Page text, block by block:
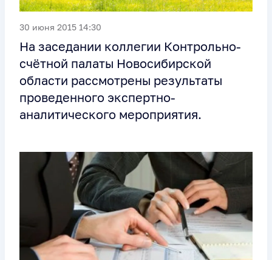
30 июня 2015 14:30
На заседании коллегии Контрольно-
счётной палаты Новосибирской
области рассмотрены результаты
проведенного экспертно-
аналитического мероприятия.